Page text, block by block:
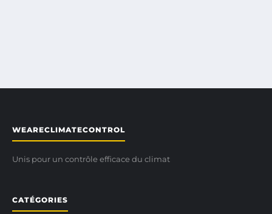
WEARECLIMATECONTROL
Unis pour un contrôle efficace du climat
CATÉGORIES